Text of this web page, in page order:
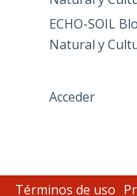
ECHO-SOIL
Natural y
Acceder
Términos de uso